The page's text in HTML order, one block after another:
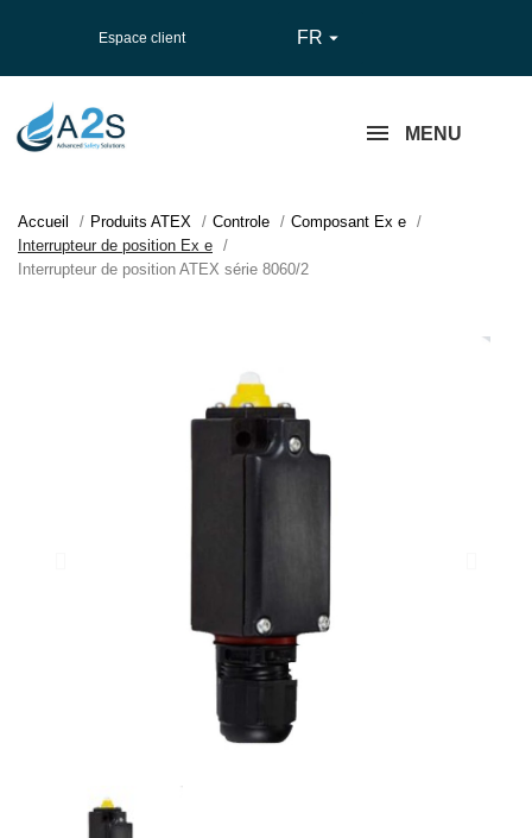
Espace client FR 
MENU
Accueil Produits ATEX Controle
Composant Ex e
Interrupteur de position Ex e
Interrupteur de position ATEX série 8060/2